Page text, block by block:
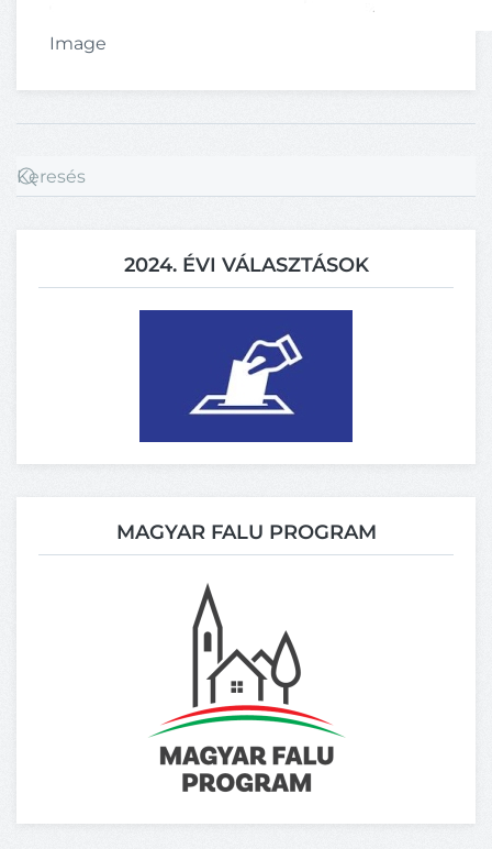
Image
2024. ÉVI VÁLASZTÁSOK
MAGYAR FALU PROGRAM